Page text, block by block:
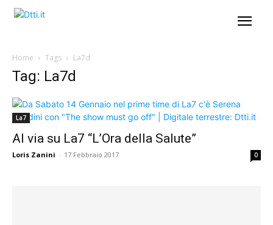
Home Tags La7d
Tag: La7d
La7
Al via su La7 “L’Ora della Salute”
Loris Zanini - 17 Febbraio 2017 0